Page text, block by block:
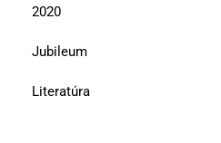
2020
Jubileum
Literatúra